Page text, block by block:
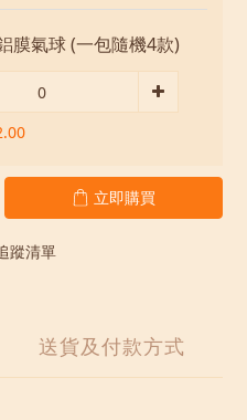
膜氣球 (一包隨機4款)
立即購買
蹤清單
送貨及付款方式